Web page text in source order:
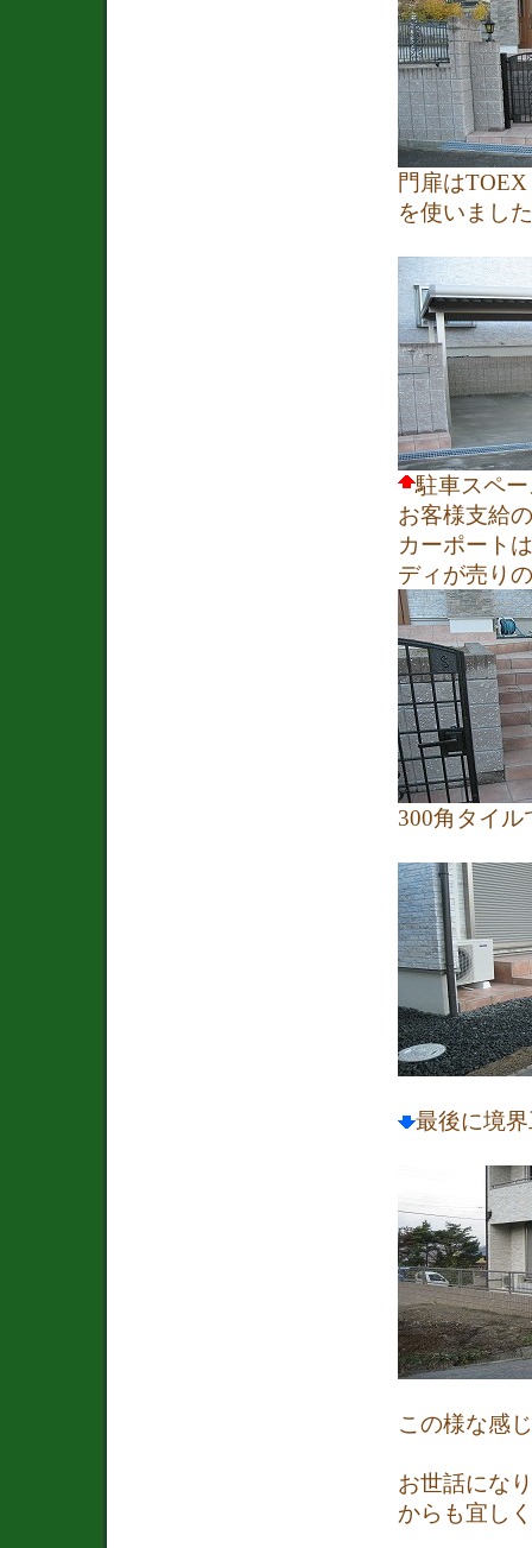
門扉は
を使いました
駐車スペ
お客様支給
カーポート
ディが売り
300角タイ
最後に境
この様な感
お世話にな
からも宜し